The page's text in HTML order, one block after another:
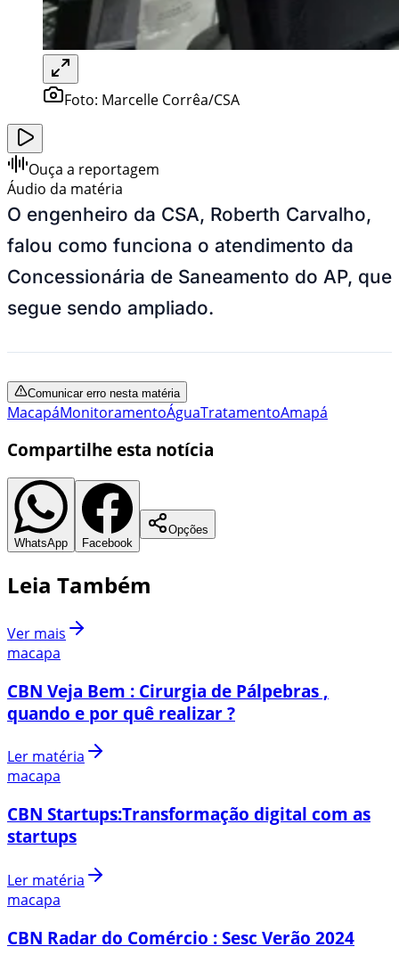
Foto: Marcelle Corrêa/CSA
Ouça a reportagem
Áudio da matéria
O engenheiro da CSA, Roberth Carvalho,
falou como funciona o atendimento da
Concessionária de Saneamento do AP, que
segue sendo ampliado.
Comunicar erro nesta matéria
MacapáMonitoramentoÁguaTratamentoAmapá
Compartilhe esta notícia
WhatsApp Facebook
Opções
Leia Também
Ver mais
macapa
CBN Veja Bem : Cirurgia de Pálpebras ,
quando e por quê realizar ?
Ler matéria
macapa
CBN Startups:Transformação digital com as
startups
Ler matéria
macapa
CBN Radar do Comércio : Sesc Verão 2024